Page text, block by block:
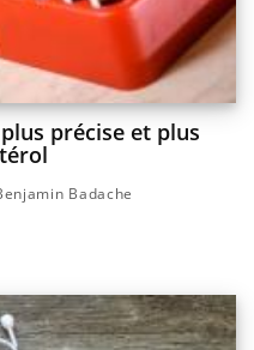
précise et plus
Badache